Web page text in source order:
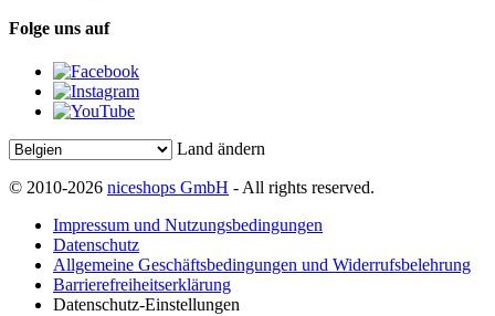
Folge uns auf
Land ändern
© 2010-2026 niceshops GmbH - All rights reserved.
Impressum und Nutzungsbedingungen
Datenschutz
Allgemeine Geschäftsbedingungen und Widerrufsbelehrung
Barrierefreiheitserklärung
Datenschutz-Einstellungen